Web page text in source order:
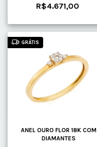
R$4.671,00
GRÁTIS
ANEL OURO FLOR 18K COM
DIAMANTES